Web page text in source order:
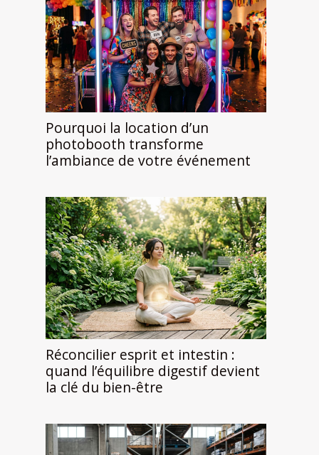
Pourquoi la location d’un
photobooth transforme
l’ambiance de votre événement
Réconcilier esprit et intestin :
quand l’équilibre digestif devient
la clé du bien-être